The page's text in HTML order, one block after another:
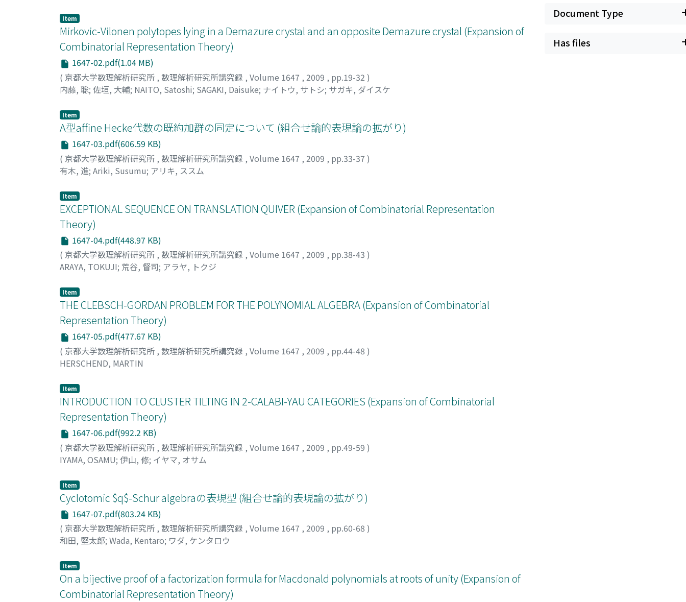
Item
Mirkovic-Vilonen polytopes lying in a Demazure crystal and an opposite Demazure crystal (Expansion of
Combinatorial Representation Theory)
1647-02.pdf(1.04 MB)
( 京都大学数理解析研究所 , 数理解析研究所講究録 , Volume 1647 , 2009 , pp.19-32 )
内藤, 聡; 佐垣, 大輔; NAITO, Satoshi; SAGAKI, Daisuke; ナイトウ, サトシ; サガキ, ダイスケ
Item
A型affine Hecke代数の既約加群の同定について (組合せ論的表現論の拡がり)
1647-03.pdf(606.59 KB)
( 京都大学数理解析研究所 , 数理解析研究所講究録 , Volume 1647 , 2009 , pp.33-37 )
有木, 進; Ariki, Susumu; アリキ, ススム
Item
EXCEPTIONAL SEQUENCE ON TRANSLATION QUIVER (Expansion of Combinatorial Representation
Theory)
1647-04.pdf(448.97 KB)
( 京都大学数理解析研究所 , 数理解析研究所講究録 , Volume 1647 , 2009 , pp.38-43 )
ARAYA, TOKUJI; 荒谷, 督司; アラヤ, トクジ
Item
THE CLEBSCH-GORDAN PROBLEM FOR THE POLYNOMIAL ALGEBRA (Expansion of Combinatorial
Representation Theory)
1647-05.pdf(477.67 KB)
( 京都大学数理解析研究所 , 数理解析研究所講究録 , Volume 1647 , 2009 , pp.44-48 )
HERSCHEND, MARTIN
Item
INTRODUCTION TO CLUSTER TILTING IN 2-CALABI-YAU CATEGORIES (Expansion of Combinatorial
Representation Theory)
1647-06.pdf(992.2 KB)
( 京都大学数理解析研究所 , 数理解析研究所講究録 , Volume 1647 , 2009 , pp.49-59 )
IYAMA, OSAMU; 伊山, 修; イヤマ, オサム
Item
Cyclotomic $q$-Schur algebraの表現型 (組合せ論的表現論の拡がり)
1647-07.pdf(803.24 KB)
( 京都大学数理解析研究所 , 数理解析研究所講究録 , Volume 1647 , 2009 , pp.60-68 )
和田, 堅太郎; Wada, Kentaro; ワダ, ケンタロウ
Item
On a bijective proof of a factorization formula for Macdonald polynomials at roots of unity (Expansion of
Combinatorial Representation Theory)
Document Type
Has files